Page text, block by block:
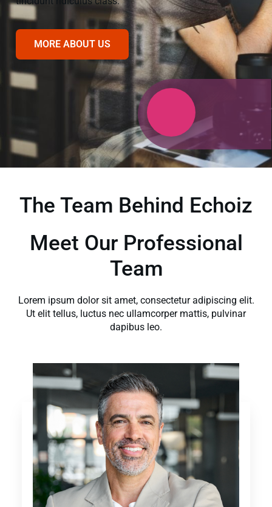
MORE ABOUT US
The Team Behind Echoiz
Meet Our Professional
Team
Lorem ipsum dolor sit amet, consectetur adipiscing elit.
Ut elit tellus, luctus nec ullamcorper mattis, pulvinar
dapibus leo.